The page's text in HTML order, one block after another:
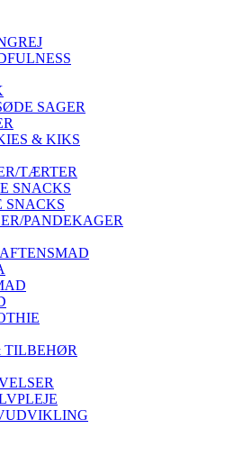
SAGER
& KIKS
TÆRTER
SNACKS
SNACKS
PANDEKAGER
TILBEHØR